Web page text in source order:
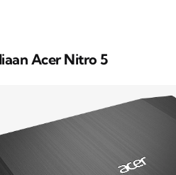
Acer Nitro 5